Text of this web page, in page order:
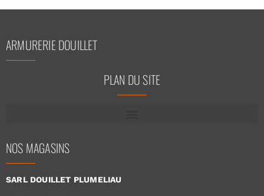
ARMURERIE DOUILLET
PLAN DU SITE
NOS MAGASINS
SARL DOUILLET PLUMELIAU